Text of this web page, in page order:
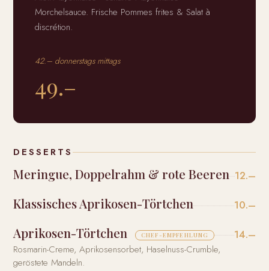
Morchelsauce. Frische Pommes frites & Salat à
discrétion.
42.– donnerstags mittags
49.–
DESSERTS
Meringue, Doppelrahm & rote Beeren 12.–
Klassisches Aprikosen-Törtchen 10.–
Aprikosen-Törtchen CHEF-EMPFEHLUNG 14.–
Rosmarin-Creme, Aprikosensorbet, Haselnuss-Crumble,
geröstete Mandeln.